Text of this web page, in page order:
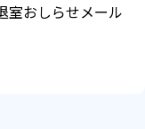
室おしらせメール